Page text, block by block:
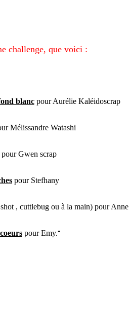
challenge, que voici :
blanc pour Aurélie Kaléidoscrap
Mélissandre Watashi
pour Gwen scrap
pour Stefhany
, cuttlebug ou à la main) pour Anne
coeurspour Emy."